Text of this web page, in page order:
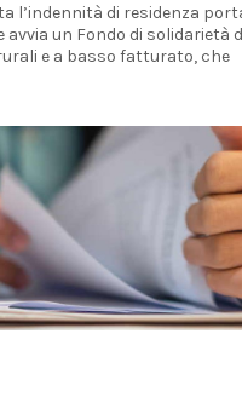
l’indennità di residenza
un Fondo di solidarietà
e a basso fatturato, che